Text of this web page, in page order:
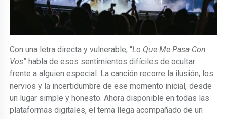
Con una letra directa y vulnerable, “Lo Que Me Pasa Con
Vos” habla de esos sentimientos difíciles de ocultar
frente a alguien especial. La canción recorre la ilusión, los
nervios y la incertidumbre de ese momento inicial, desde
un lugar simple y honesto. Ahora disponible en todas las
plataformas digitales, el tema llega acompañado de un